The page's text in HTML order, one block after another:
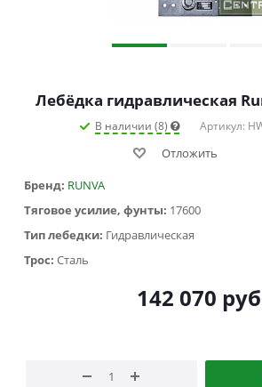
Лебёдка гидравлическая
В наличии (8) Артикул:
Отложить
Бренд: RUNVA
Тяговое усилие, фунты: 17600
Тип лебедки: Гидравлическая
Трос: Сталь
142 070